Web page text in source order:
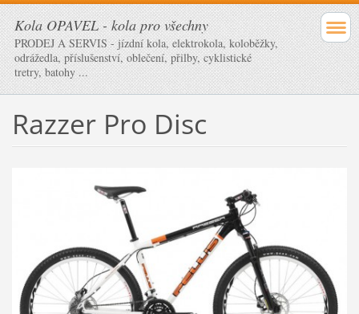
Kola OPAVEL - kola pro všechny
PRODEJ A SERVIS - jízdní kola, elektrokola, koloběžky,
odrážedla, příslušenství, oblečení, přilby, cyklistické
tretry, batohy ...
Razzer Pro Disc